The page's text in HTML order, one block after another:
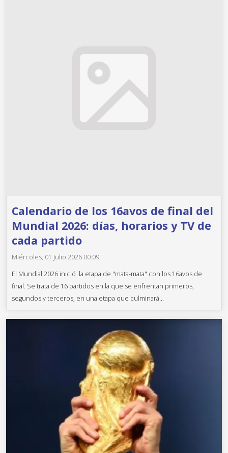
Calendario de los 16avos de final del
Mundial 2026: días, horarios y TV de
cada partido
Miércoles, 01 Julio 2026 00:09
El Mundial 2026 inició la etapa de "mata-mata" con los 16avos de
final. Se trata de 16 partidos en la que se enfrentan primeros,
segundos y terceros, en una etapa que culminará...